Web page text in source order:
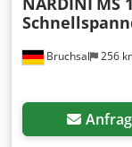
Bruchsal 256